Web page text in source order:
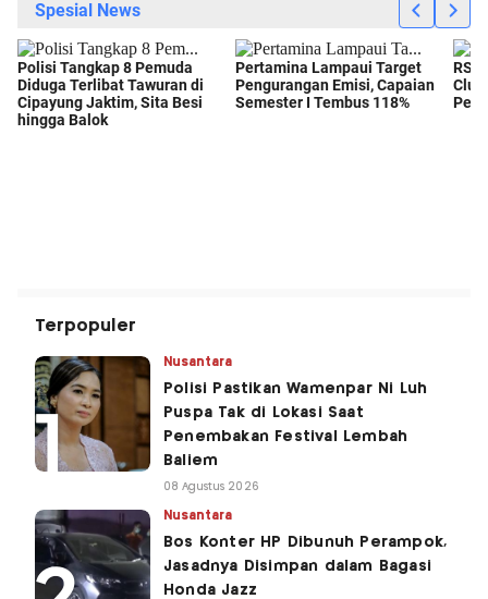
Terpopuler
Nusantara
Polisi Pastikan Wamenpar Ni Luh
Puspa Tak di Lokasi Saat
Penembakan Festival Lembah
Baliem
08 Agustus 2026
Nusantara
Bos Konter HP Dibunuh Perampok,
Jasadnya Disimpan dalam Bagasi
Honda Jazz